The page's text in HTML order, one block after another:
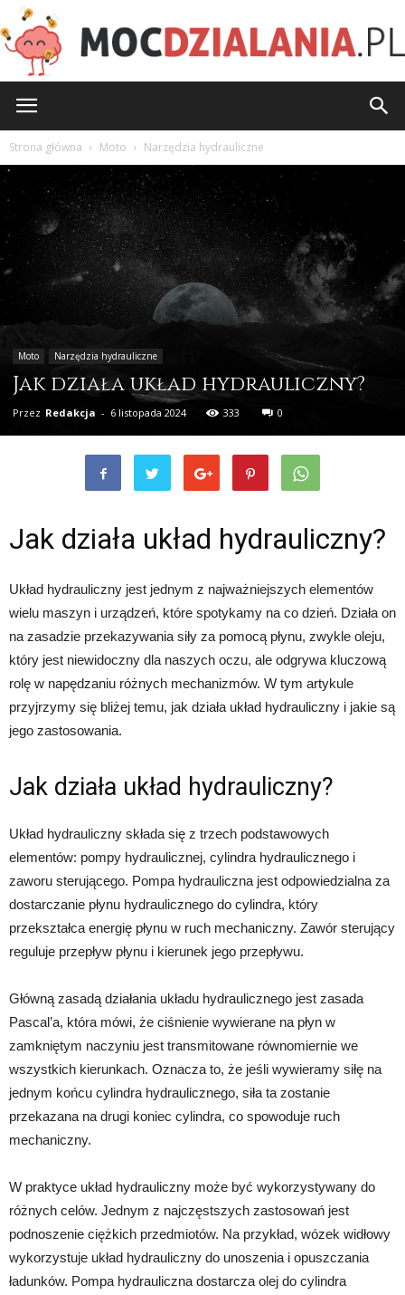
Strona główna Moto Narzędzia hydrauliczne
Moto Narzędzia hydrauliczne
Jak działa układ hydrauliczny?
Przez Redakcja - 6 listopada 2024 333 0
Jak działa układ hydrauliczny?
Układ hydrauliczny jest jednym z najważniejszych elementów
wielu maszyn i urządzeń, które spotykamy na co dzień. Działa on
na zasadzie przekazywania siły za pomocą płynu, zwykle oleju,
który jest niewidoczny dla naszych oczu, ale odgrywa kluczową
rolę w napędzaniu różnych mechanizmów. W tym artykule
przyjrzymy się bliżej temu, jak działa układ hydrauliczny i jakie są
jego zastosowania.
Jak działa układ hydrauliczny?
Układ hydrauliczny składa się z trzech podstawowych
elementów: pompy hydraulicznej, cylindra hydraulicznego i
zaworu sterującego. Pompa hydrauliczna jest odpowiedzialna za
dostarczanie płynu hydraulicznego do cylindra, który
przekształca energię płynu w ruch mechaniczny. Zawór sterujący
reguluje przepływ płynu i kierunek jego przepływu.
Główną zasadą działania układu hydraulicznego jest zasada
Pascal’a, która mówi, że ciśnienie wywierane na płyn w
zamkniętym naczyniu jest transmitowane równomiernie we
wszystkich kierunkach. Oznacza to, że jeśli wywieramy siłę na
jednym końcu cylindra hydraulicznego, siła ta zostanie
przekazana na drugi koniec cylindra, co spowoduje ruch
mechaniczny.
W praktyce układ hydrauliczny może być wykorzystywany do
różnych celów. Jednym z najczęstszych zastosowań jest
podnoszenie ciężkich przedmiotów. Na przykład, wózek widłowy
wykorzystuje układ hydrauliczny do unoszenia i opuszczania
ładunków. Pompa hydrauliczna dostarcza olej do cylindra